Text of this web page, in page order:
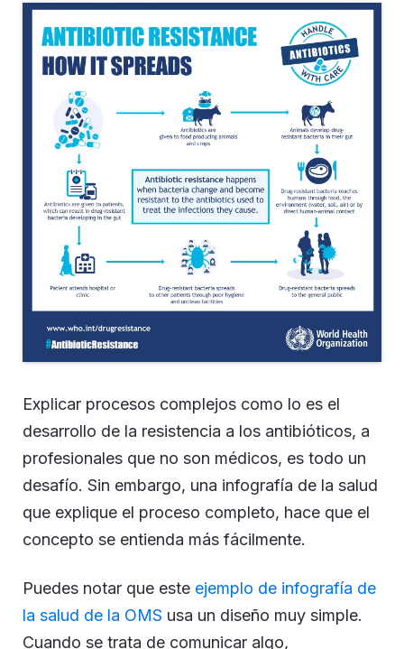
Explicar procesos complejos como lo es el
desarrollo de la resistencia a los antibióticos, a
profesionales que no son médicos, es todo un
desafío. Sin embargo, una infografía de la salud
que explique el proceso completo, hace que el
concepto se entienda más fácilmente.
Puedes notar que este ejemplo de infografía de
la salud de la OMS usa un diseño muy simple.
Cuando se trata de comunicar algo,